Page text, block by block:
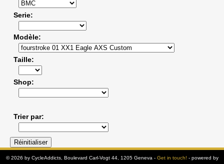
Serie
Modèle
Taille
Shop
Trier par
© 2026 by CycleAddicts, Boulevard Carl-Vogt 44, 1205 Geneva - Get in touch! - powered by